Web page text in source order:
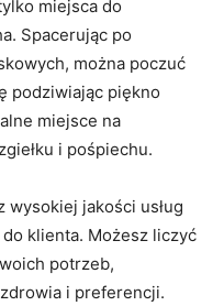
miejsca ⁣do
Spacerując⁤ po
można poczuć
podziwiając piękno
miejsce na
i​ pośpiechu.
wysokiej jakości ‌usług‍
‌klienta. Możesz ⁤liczyć
potrzeb,
‌i ‌preferencji.